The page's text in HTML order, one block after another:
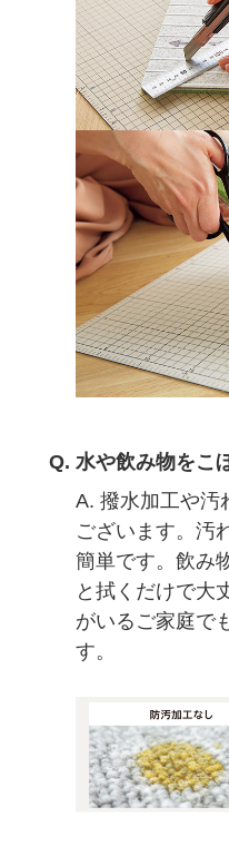
Q. 水や飲み物をこ
A. 撥水加工や汚
ございます。汚
簡単です。飲み
と拭くだけで大
がいるご家庭で
す。